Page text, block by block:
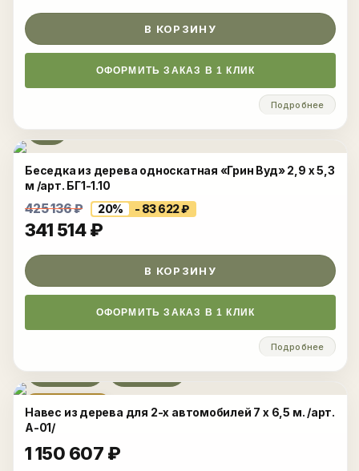
В КОРЗИНУ
ОФОРМИТЬ ЗАКАЗ В 1 КЛИК
Подробнее
Беседка из дерева односкатная «Грин Вуд» 2,9 х 5,3
м /арт. БГ1-1.10
425 136₽ 20% - 83 622₽
341 514₽
В КОРЗИНУ
ОФОРМИТЬ ЗАКАЗ В 1 КЛИК
Подробнее
Развернуть
Навес из дерева для 2-х автомобилей 7 х 6,5 м. /арт.
А-01/
1 150 607 ₽